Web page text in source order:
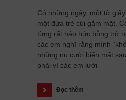
Có những ngày, một tờ
một đứa trẻ cúi gằm mặt.
từng rất háo hức bỗng trở
các em nghĩ rằng mình
những nụ cười biến mất
phải vì các em lười
Đọc thêm